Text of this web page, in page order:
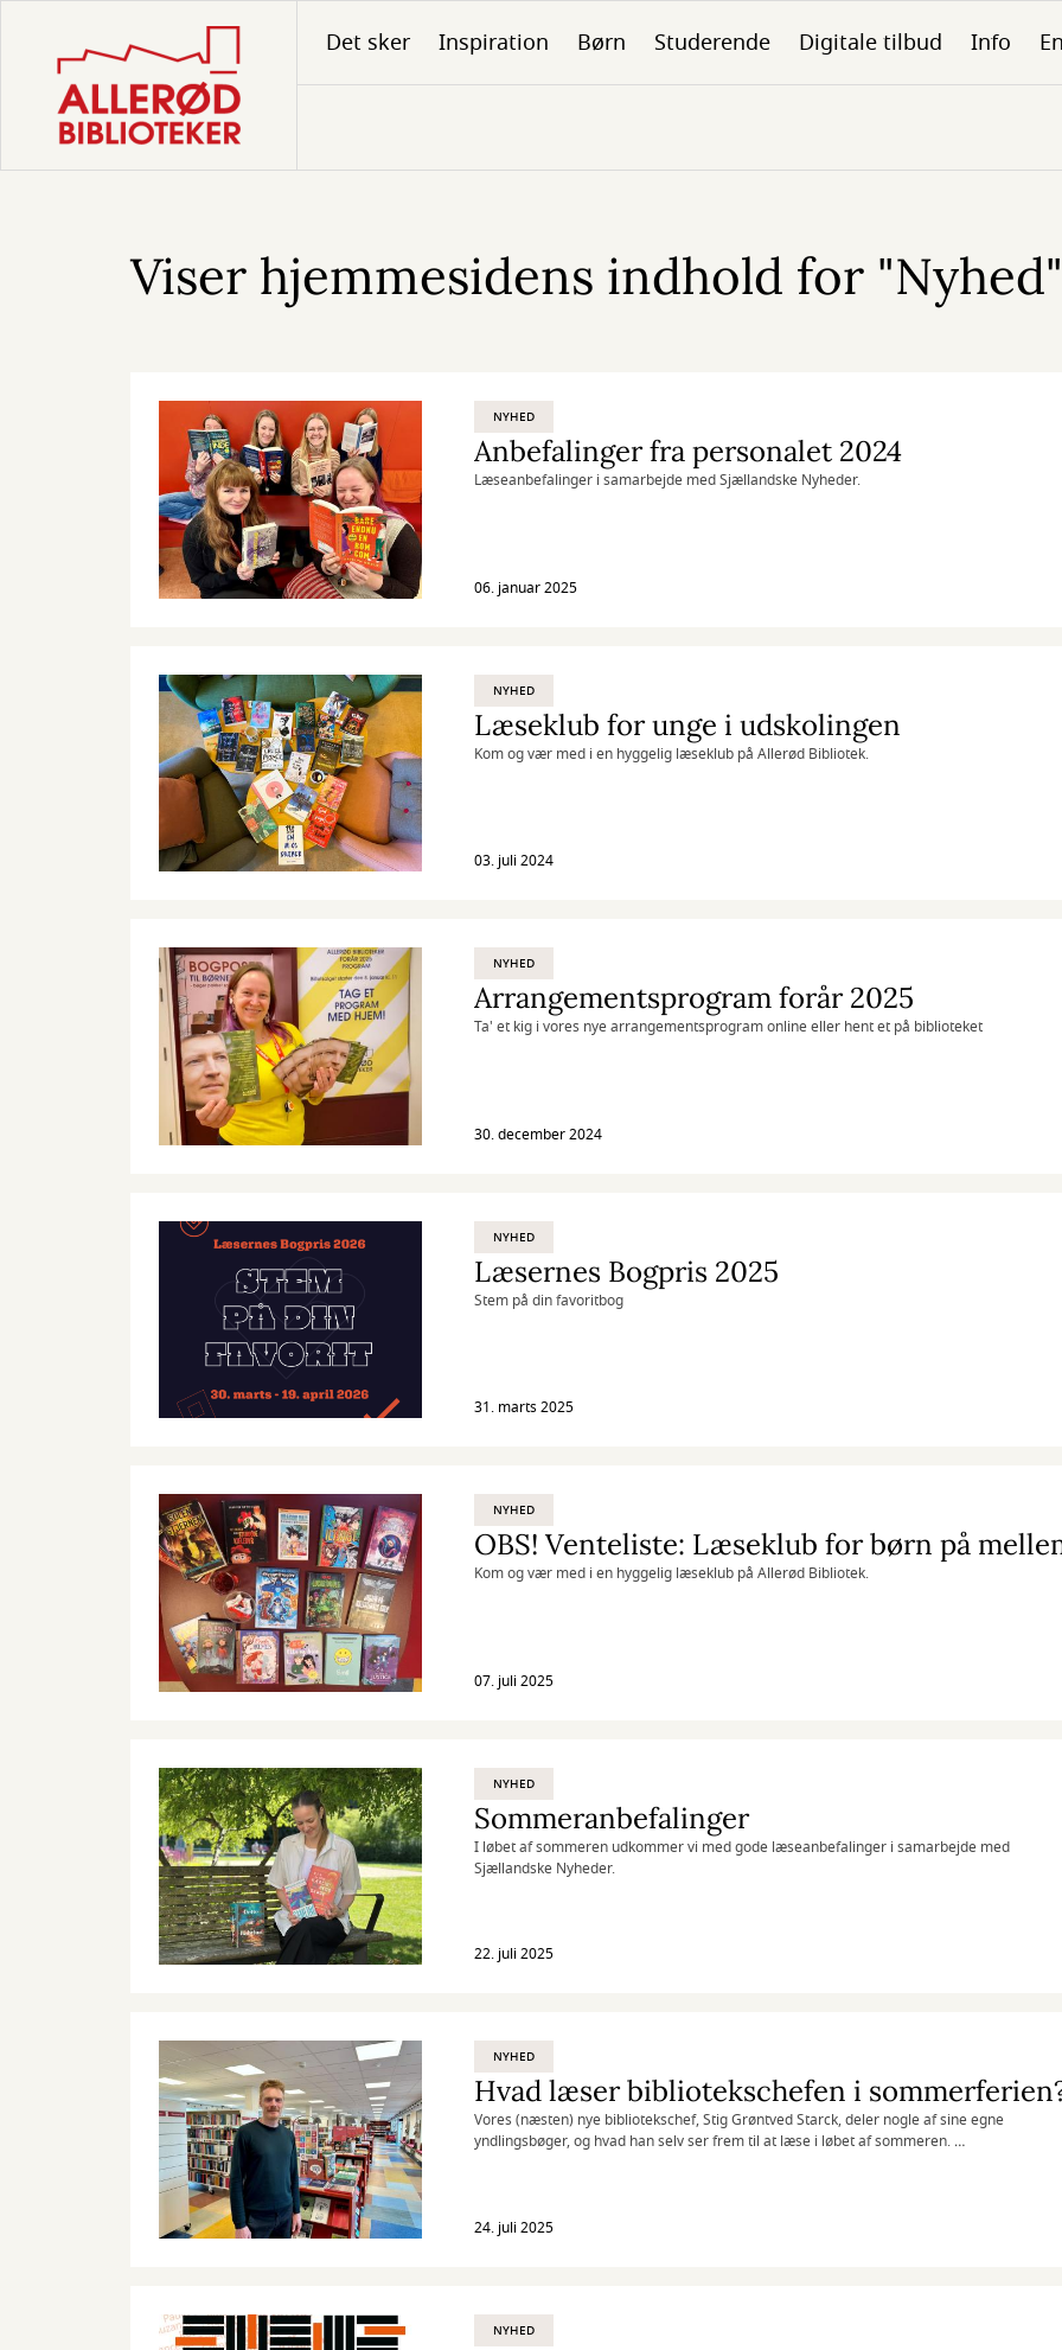
hovedindhold
Det sker Inspiration Børn Studerende Digitale tilbud Info
Viser hjemmesidens indhold for
NYHED
Anbefalinger fra personalet 2024
Læseanbefalinger i samarbejde med Sjællandske Nyheder.
06. januar 2025
NYHED
Læseklub for unge i udskolingen
Kom og vær med i en hyggelig læseklub på Allerød Bibliotek.
03. juli 2024
NYHED
Arrangementsprogram forår 2025
Ta' et kig i vores nye arrangementsprogram online eller hent et på biblioteket
30. december 2024
NYHED
Læsernes Bogpris 2025
Stem på din favoritbog
31. marts 2025
NYHED
OBS! Venteliste: Læseklub for børn på
Kom og vær med i en hyggelig læseklub på Allerød Bibliotek.
07. juli 2025
NYHED
Sommeranbefalinger
I løbet af sommeren udkommer vi med gode læseanbefalinger i samarbejde med
Sjællandske Nyheder.
22. juli 2025
NYHED
Hvad læser bibliotekschefen i
Vores (næsten) nye bibliotekschef, Stig Grøntved Starck, deler nogle af sine egne
yndlingsbøger, og hvad han selv ser frem til at læse i løbet af sommeren.
24. juli 2025
NYHED